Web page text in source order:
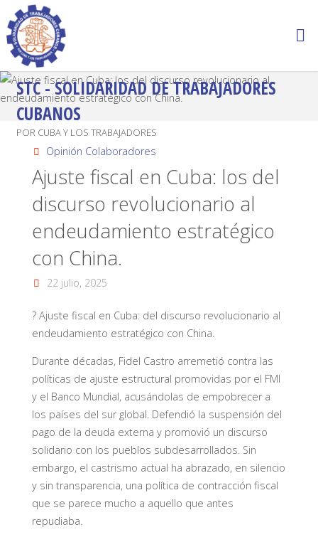
STC - SOLIDARIDAD DE TRABAJADORES
CUBANOS
POR CUBA Y LOS TRABAJADORES
Opinión Colaboradores
Ajuste fiscal en Cuba: los del
discurso revolucionario al
endeudamiento estratégico
con China.
22 julio, 2025
? Ajuste fiscal en Cuba: del discurso revolucionario al
endeudamiento estratégico con China.
Durante décadas, Fidel Castro arremetió contra las
políticas de ajuste estructural promovidas por el FMI
y el Banco Mundial, acusándolas de empobrecer a
los países del sur global. Defendió la suspensión del
pago de la deuda externa y promovió un discurso
solidario con los pueblos subdesarrollados. Sin
embargo, el castrismo actual ha abrazado, en silencio
y sin transparencia, una política de contracción fiscal
que se parece mucho a aquello que antes
repudiaba.